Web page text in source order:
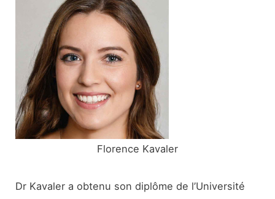
:
Florence Kavaler
Dr Kavaler a obtenu son diplôme de l’Université